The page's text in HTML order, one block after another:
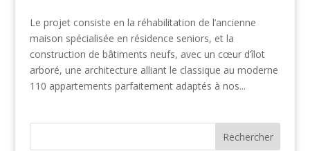
Le projet consiste en la réhabilitation de l’ancienne
maison spécialisée en résidence seniors, et la
construction de bâtiments neufs, avec un cœur d’îlot
arboré, une architecture alliant le classique au moderne
110 appartements parfaitement adaptés à nos...